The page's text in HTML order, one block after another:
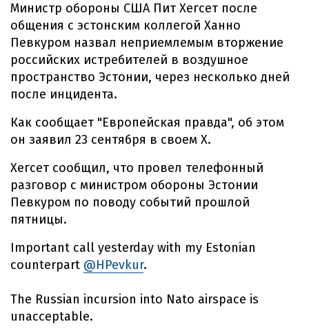
Министр обороны США Пит Хегсет после
общения с эстонским коллегой Ханно
Певкуром назвал неприемлемым вторжение
российских истребителей в воздушное
пространство Эстонии, через несколько дней
после инцидента.
Как сообщает "Европейская правда", об этом
он заявил 23 сентября в своем X.
Хегсет сообщил, что провел телефонный
разговор с министром обороны Эстонии
Певкуром по поводу событий прошлой
пятницы.
Important call yesterday with my Estonian
counterpart @HPevkur.
The Russian incursion into Nato airspace is
unacceptable.